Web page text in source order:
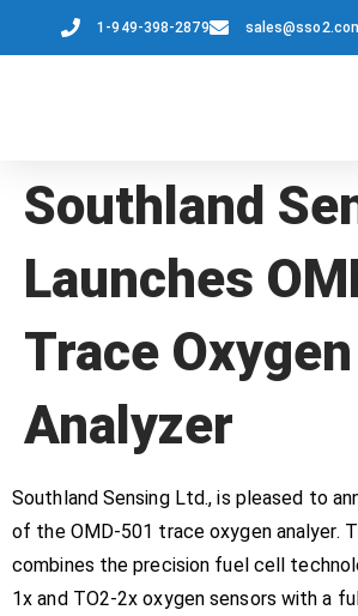
1-949-398-2879
Southland
Launches
Trace Oxygen
Analyzer
Southland Sensing Ltd., is pleased to
of the OMD-501 trace oxygen analyer.
combines the precision fuel cell
1x and TO2-2x oxygen sensors with a